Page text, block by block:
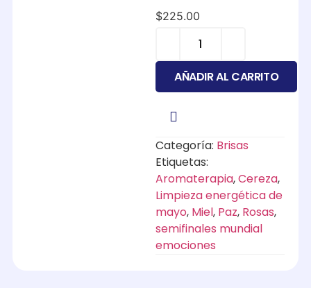
$225.00
AÑADIR AL CARRITO
Categoría: Brisas
Etiquetas:
Aromaterapia,Cereza,
Limpieza energética de
mayo, Miel, Paz, Rosas,
semifinales mundial
emociones